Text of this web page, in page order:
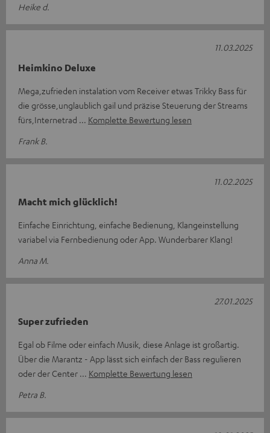
Heike d.
Heimkino Deluxe
Mega,zufrieden instalation vom Receiver etwas Trikky Bass für
die grösse,unglaublich gail und präzise Steuerung der Streams
fürs,Internetrad
Komplette Bewertung lesen
Frank B.
11.03.2025
Macht mich glücklich!
Einfache Einrichtung, einfache Bedienung, Klangeinstellung
variabel via Fernbedienung oder App. Wunderbarer Klang!
Anna M.
11.02.2025
Super zufrieden
Egal ob Filme oder einfach Musik, diese Anlage ist großartig.
Über die Marantz - App lässt sich einfach der Bass regulieren
oder der Center
Komplette Bewertung lesen
Petra B.
27.01.2025